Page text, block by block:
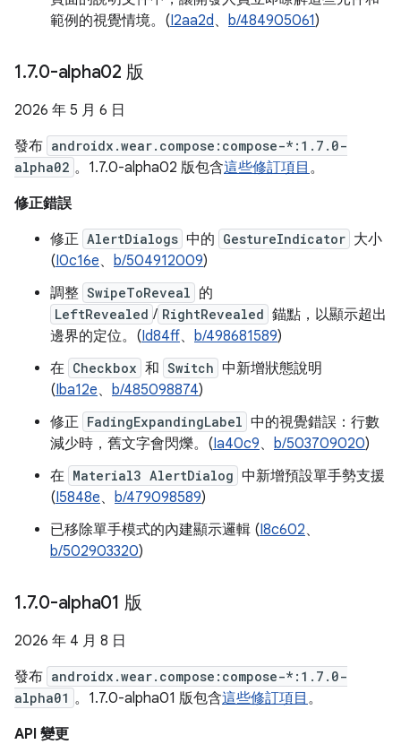
範例的視覺情境。(I2aa2d、 b/484905061)
1.7.0-alpha02 版
2026 年 5 月 6 日
發布 androidx.wear.compose:compose-*:1.7.0-
alpha02 。1.7.0-alpha02 版包含這些修訂項目 。
修正錯誤
修正 AlertDialogs 中的 GestureIndicator 大小
(I0c16e、 b/504912009)
調整 SwipeToReveal 的
LeftRevealed / RightRevealed 錨點，以顯示超出
邊界的定位。(Id84ff、 b/498681589)
在 Checkbox 和 Switch 中新增狀態說明
(Iba12e、 b/485098874)
修正 FadingExpandingLabel 中的視覺錯誤：行數
減少時，舊文字會閃爍。(Ia40c9、 b/503709020)
在 Material3 AlertDialog 中新增預設單手勢支援
(I5848e、 b/479098589)
已移除單手模式的內建顯示邏輯 (I8c602、
b/502903320)
1.7.0-alpha01 版
2026 年 4 月 8 日
發布 androidx.wear.compose:compose-*:1.7.0-
alpha01 。1.7.0-alpha01 版包含這些修訂項目 。
API 變更